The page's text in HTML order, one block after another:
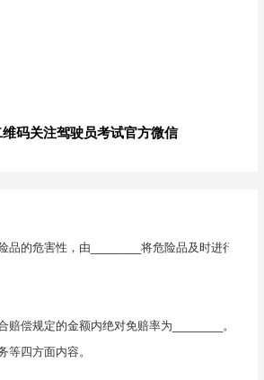
码关注驾驶员考试官方微信
的危害性，由________将危险品及时进行处置。
偿规定的金额内绝对免赔率为________。
四方面内容。